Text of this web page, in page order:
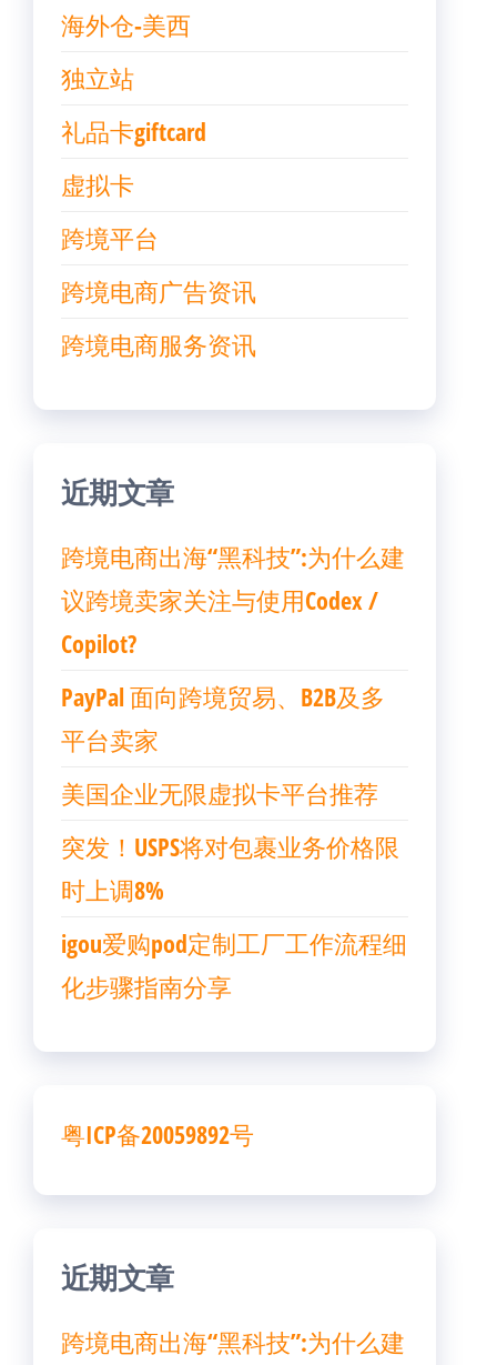
海外仓-美西
独立站
礼品卡giftcard
虚拟卡
跨境平台
跨境电商广告资讯
跨境电商服务资讯
近期文章
跨境电商出海“黑科技”:为什么建
议跨境卖家关注与使用Codex /
Copilot?
PayPal 面向跨境贸易、B2B及多
平台卖家
美国企业无限虚拟卡平台推荐
突发！USPS将对包裹业务价格限
时上调8%
igou爱购pod定制工厂工作流程细
化步骤指南分享
粤ICP备20059892号
近期文章
跨境电商出海“黑科技”:为什么建